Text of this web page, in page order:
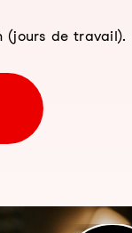
(jours de travail).